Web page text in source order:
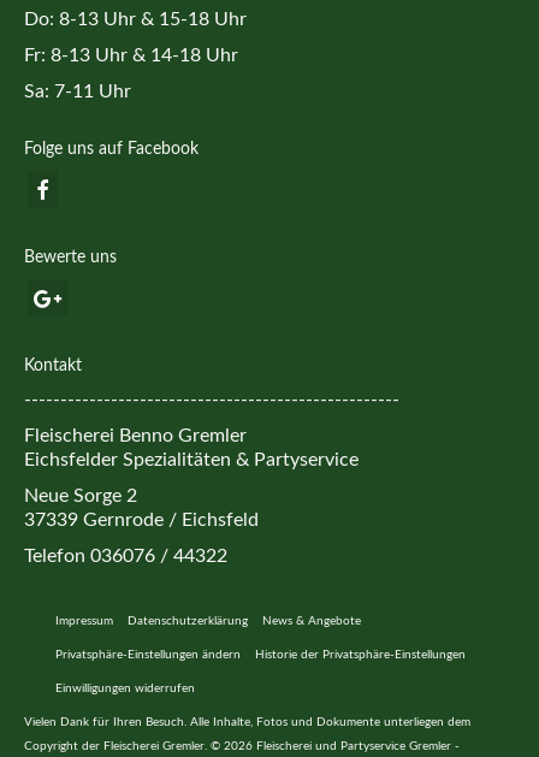
Do: 8-13 Uhr & 15-18 Uhr
Fr: 8-13 Uhr & 14-18 Uhr
Sa: 7-11 Uhr
Folge uns auf Facebook
Bewerte uns
Kontakt
----------------------------------------------------
Fleischerei Benno Gremler
Eichsfelder Spezialitäten & Partyservice
Neue Sorge 2
37339 Gernrode / Eichsfeld
Telefon 036076 / 44322
Impressum Datenschutzerklärung News & Angebote
Privatsphäre-Einstellungen ändern Historie der Privatsphäre-Einstellungen
Einwilligungen widerrufen
Vielen Dank für Ihren Besuch. Alle Inhalte, Fotos und Dokumente unterliegen dem
Copyright der Fleischerei Gremler. © 2026 Fleischerei und Partyservice Gremler -